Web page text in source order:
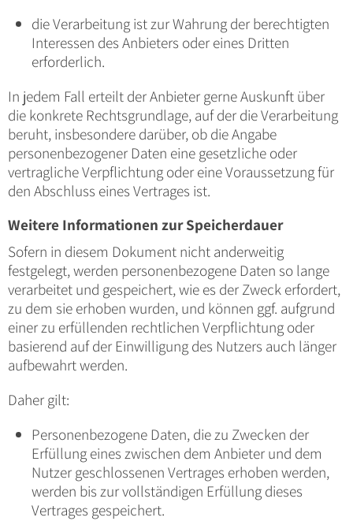
die Verarbeitung ist zur Wahrung der berechtigten
Interessen des Anbieters oder eines Dritten
erforderlich.
In jedem Fall erteilt der Anbieter gerne Auskunft über
die konkrete Rechtsgrundlage, auf der die Verarbeitung
beruht, insbesondere darüber, ob die Angabe
personenbezogener Daten eine gesetzliche oder
vertragliche Verpflichtung oder eine Voraussetzung für
den Abschluss eines Vertrages ist.
Weitere Informationen zur Speicherdauer
Sofern in diesem Dokument nicht anderweitig
festgelegt, werden personenbezogene Daten so lange
verarbeitet und gespeichert, wie es der Zweck erfordert,
zu dem sie erhoben wurden, und können ggf. aufgrund
einer zu erfüllenden rechtlichen Verpflichtung oder
basierend auf der Einwilligung des Nutzers auch länger
aufbewahrt werden.
Daher gilt:
Personenbezogene Daten, die zu Zwecken der
Erfüllung eines zwischen dem Anbieter und dem
Nutzer geschlossenen Vertrages erhoben werden,
werden bis zur vollständigen Erfüllung dieses
Vertrages gespeichert.